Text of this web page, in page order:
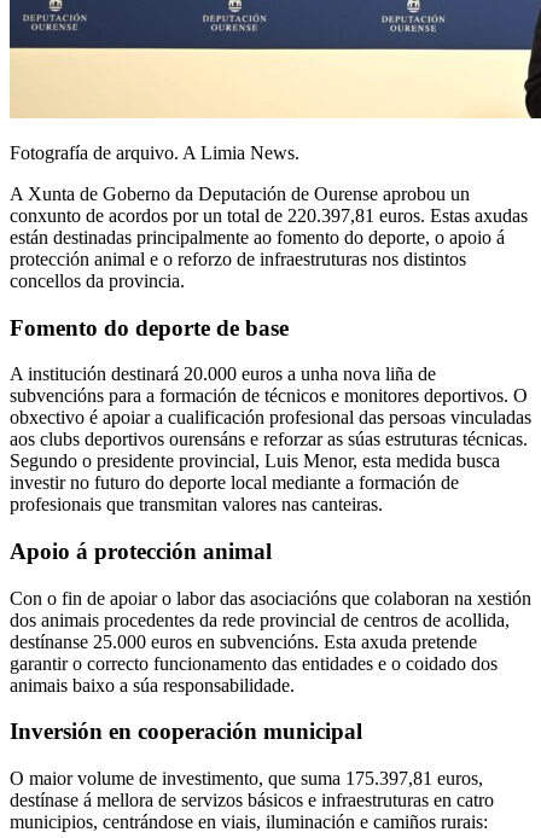
Fotografía de arquivo. A Limia News.
A Xunta de Goberno da Deputación de Ourense aprobou un
conxunto de acordos por un total de 220.397,81 euros. Estas axudas
están destinadas principalmente ao fomento do deporte, o apoio á
protección animal e o reforzo de infraestruturas nos distintos
concellos da provincia.
Fomento do deporte de base
A institución destinará 20.000 euros a unha nova liña de
subvencións para a formación de técnicos e monitores deportivos. O
obxectivo é apoiar a cualificación profesional das persoas vinculadas
aos clubs deportivos ourensáns e reforzar as súas estruturas técnicas.
Segundo o presidente provincial, Luis Menor, esta medida busca
investir no futuro do deporte local mediante a formación de
profesionais que transmitan valores nas canteiras.
Apoio á protección animal
Con o fin de apoiar o labor das asociacións que colaboran na xestión
dos animais procedentes da rede provincial de centros de acollida,
destínanse 25.000 euros en subvencións. Esta axuda pretende
garantir o correcto funcionamento das entidades e o coidado dos
animais baixo a súa responsabilidade.
Inversión en cooperación municipal
O maior volume de investimento, que suma 175.397,81 euros,
destínase á mellora de servizos básicos e infraestruturas en catro
municipios, centrándose en viais, iluminación e camiños rurais: